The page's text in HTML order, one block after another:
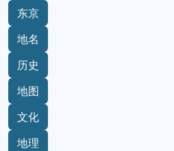
东京
地名
历史
地图
文化
地理